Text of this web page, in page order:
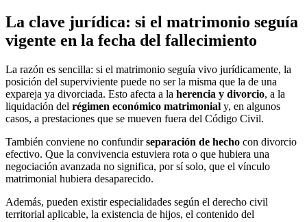
La clave jurídica: si el matrimonio seguía
vigente en la fecha del fallecimiento
La razón es sencilla: si el matrimonio seguía vivo jurídicamente, la
posición del superviviente puede no ser la misma que la de una
expareja ya divorciada. Esto afecta a la herencia y divorcio, a la
liquidación del régimen económico matrimonial y, en algunos
casos, a prestaciones que se mueven fuera del Código Civil.
También conviene no confundirseparación de hecho con divorcio
efectivo. Que la convivencia estuviera rota o que hubiera una
negociación avanzada no significa, por sí solo, que el vínculo
matrimonial hubiera desaparecido.
Además, pueden existir especialidades según el derecho civil
territorial aplicable, la existencia de hijos, el contenido del